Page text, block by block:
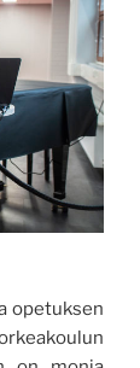
opetuksen